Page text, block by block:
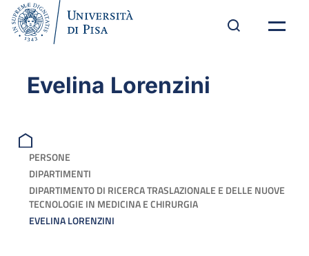
Evelina Lorenzini
PERSONE
DIPARTIMENTI
DIPARTIMENTO DI RICERCA TRASLAZIONALE E DELLE NUOVE
TECNOLOGIE IN MEDICINA E CHIRURGIA
EVELINA LORENZINI